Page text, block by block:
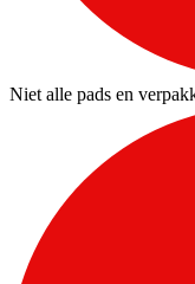
Niet alle pads en